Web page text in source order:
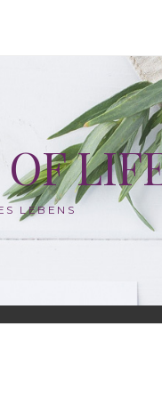
LEBENS